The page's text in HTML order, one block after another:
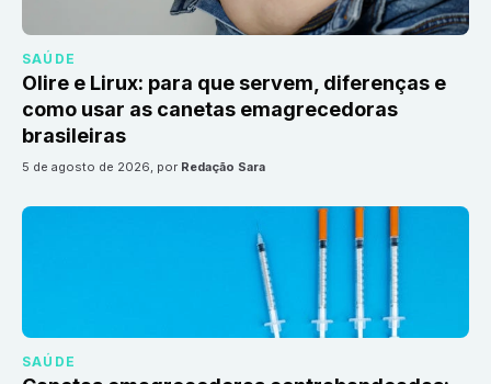
SAÚDE
Olire e Lirux: para que servem, diferenças e
como usar as canetas emagrecedoras
brasileiras
5 de agosto de 2026, por Redação Sara
SAÚDE